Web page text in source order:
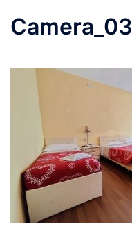
Camera_03